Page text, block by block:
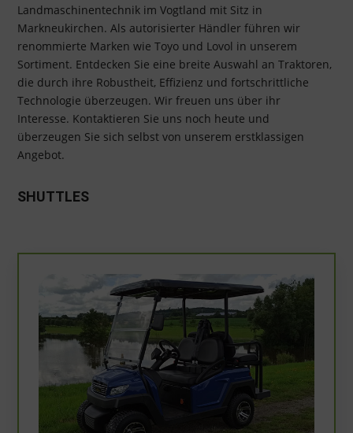
Landmaschinentechnik im Vogtland mit Sitz in
Markneukirchen. Als autorisierter Händler führen wir
renommierte Marken wie Toyo und Lovol in unserem
Sortiment. Entdecken Sie eine breite Auswahl an Traktoren,
die durch ihre Robustheit, Effizienz und fortschrittliche
Technologie überzeugen. Wir freuen uns über ihr
Interesse. Kontaktieren Sie uns noch heute und
überzeugen Sie sich selbst von unserem erstklassigen
Angebot.
SHUTTLES